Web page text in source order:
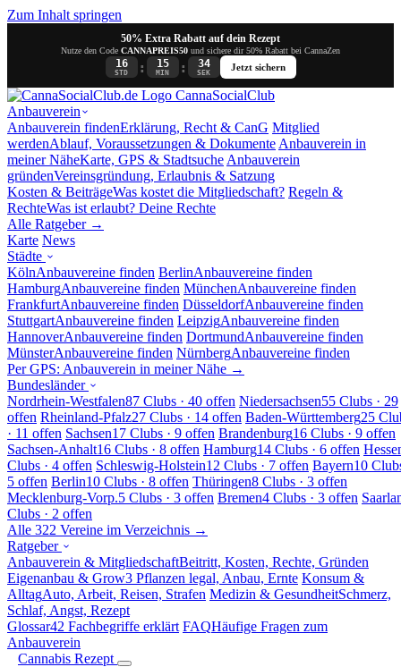
Zum Inhalt springen
50% Extra Rabatt auf dein Rezept
Nutze den Code CANNAPREIS50 und sichere dir 50% Rabatt bei CannaZen
16
STD : 15
MIN : 33
SEK
Jetzt sichern
CannaSocialClub
Anbauverein
Anbauverein findenErklärung, Recht & CanG Mitglied
werdenAblauf, Voraussetzungen & Dokumente Anbauverein in
meiner NäheKarte, GPS & Stadtsuche Anbauverein
gründenVereinsgründung, Erlaubnis & Satzung
Kosten & BeiträgeWas kostet die Mitgliedschaft? Regeln &
RechteWas ist erlaubt? Deine Rechte
Alle Ratgeber →
Karte News
Städte
KölnAnbauvereine finden BerlinAnbauvereine finden
HamburgAnbauvereine finden MünchenAnbauvereine finden
FrankfurtAnbauvereine finden DüsseldorfAnbauvereine finden
StuttgartAnbauvereine finden LeipzigAnbauvereine finden
HannoverAnbauvereine finden DortmundAnbauvereine finden
MünsterAnbauvereine finden NürnbergAnbauvereine finden
Per GPS: Anbauverein in meiner Nähe →
Bundesländer
Nordrhein-Westfalen87 Clubs · 40 offen Niedersachsen55 Clubs · 29
offen Rheinland-Pfalz27 Clubs · 14 offen Baden-Württemberg25
· 11 offen Sachsen17 Clubs · 9 offen Brandenburg16 Clubs · 9 offen
Sachsen-Anhalt16 Clubs · 8 offen Hamburg14 Clubs · 6 offen
Clubs · 4 offen Schleswig-Holstein12 Clubs · 7 offen Bayern10
5 offen Berlin10 Clubs · 8 offen Thüringen8 Clubs · 3 offen
Mecklenburg-Vorp.5 Clubs · 3 offen Bremen4 Clubs · 3 offen
Clubs · 2 offen
Alle 322 Vereine im Verzeichnis →
Ratgeber
Anbauverein & MitgliedschaftBeitritt, Kosten, Rechte, Gründen
Eigenanbau & Grow3 Pflanzen legal, Anbau, Ernte Konsum &
AlltagAuto, Arbeit, Reisen, Strafen Medizin & GesundheitSchmerz,
Schlaf, Angst, Rezept
Glossar42 Fachbegriffe erklärt FAQHäufige Fragen zum
Anbauverein
Cannabis Rezept